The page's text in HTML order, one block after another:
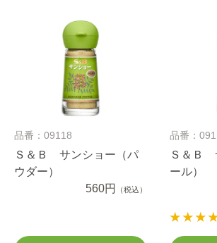
品番：09118
Ｓ＆Ｂ サンショー（パ
ウダー）
560円
（税込）
品番：
Ｓ＆Ｂ
ール）